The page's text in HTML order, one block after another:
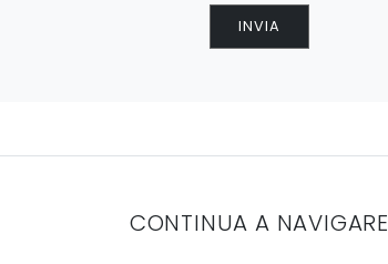
INVIA
CONTINUA A NAVIGARE